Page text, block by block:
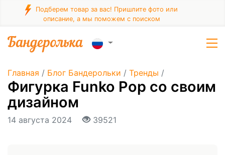
Подберем товар за вас! Пришлите фото или
описание, а мы поможем с поиском
Главная / Блог Бандерольки / Тренды /
Фигурка Funko Pop со своим
дизайном
14 августа 2024 39521